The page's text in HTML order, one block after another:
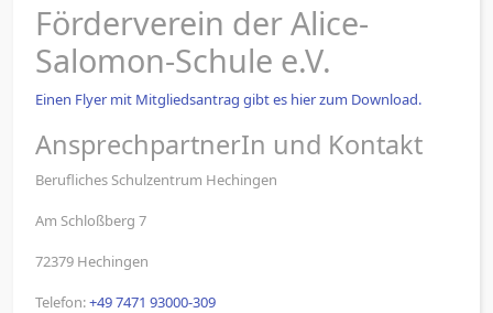
Förderverein der Alice-
Salomon-Schule e.V.
Einen Flyer mit Mitgliedsantrag gibt es hier zum Download.
AnsprechpartnerIn und Kontakt
Berufliches Schulzentrum Hechingen
Am Schloßberg 7
72379 Hechingen
Telefon:+49 7471 93000-309